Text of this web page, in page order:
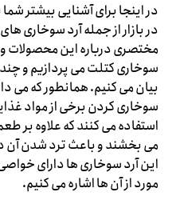
در اینجا برای آشنایی بیشتر
در بازار از جمله آرد
مختصری درباره این محصولات
سوخاری کتلت می ‌پردازیم و چند
بیان می‌ کنیم. همانطور که می
سوخاری کردن برخی از مواد
استفاده می ‌کنند که علاوه بر
می ‌بخشند و باعث ترد شدن
این آرد سوخاری ها دارای
مورد از آن ها اشاره می ‌کنیم.